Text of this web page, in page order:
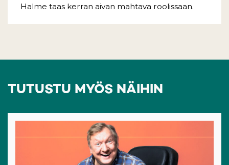
Halme taas kerran aivan mahtava roolissaan.
TUTUSTU MYÖS NÄIHIN